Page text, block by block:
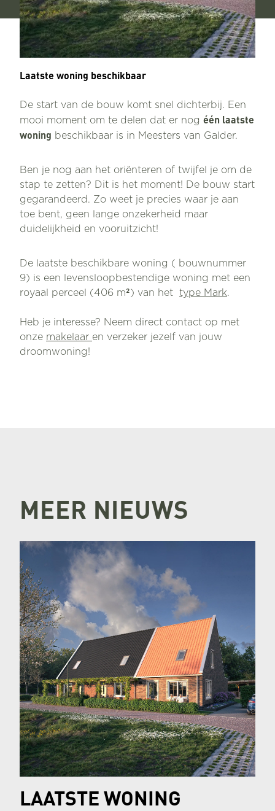
Laatste woning beschikbaar
De start van de bouw komt snel dichterbij. Een
mooi moment om te delen dat er nog één laatste
woning beschikbaar is in Meesters van Galder.
Ben je nog aan het oriënteren of twijfel je om de
stap te zetten? Dit is het moment! De bouw start
gegarandeerd. Zo weet je precies waar je aan
toe bent, geen lange onzekerheid maar
duidelijkheid en vooruitzicht!
De laatste beschikbare woning ( bouwnummer
9) is een levensloopbestendige woning met een
royaal perceel (406 m²) van het type Mark.
Heb je interesse? Neem direct contact op met
onze makelaar en verzeker jezelf van jouw
droomwoning!
MEER NIEUWS
LAATSTE WONING